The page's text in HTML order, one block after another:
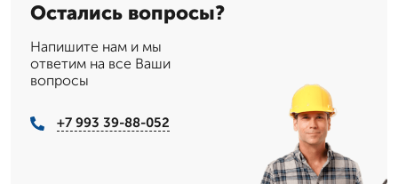
Остались вопросы?
Напишите нам и мы
ответим на все Ваши
вопросы
+7 993 39-88-052